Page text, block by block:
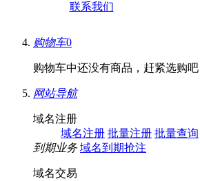
联系我们
购物车0
购物车中还没有商品，赶紧选购吧
网站导航
域名注册
域名注册 批量注册 批量查询
到期业务 域名到期抢注
域名交易